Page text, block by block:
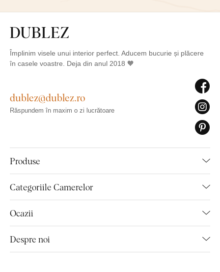
Împlinim visele unui interior perfect. Aducem bucurie și plăcere
în casele voastre. Deja din anul 2018 🧡
Produse
Categoriile Camerelor
Ocazii
Despre noi
dublez@dublez.ro
Răspundem în maxim o zi lucrătoare